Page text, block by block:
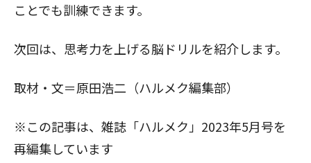
ことでも訓練できます。
次回は、 思考力を上げる脳ドリルを紹介します。
取材・文＝原田浩二（ハルメク編集部）
※この記事は、雑誌「ハルメク」2023年5月号を
再編集しています